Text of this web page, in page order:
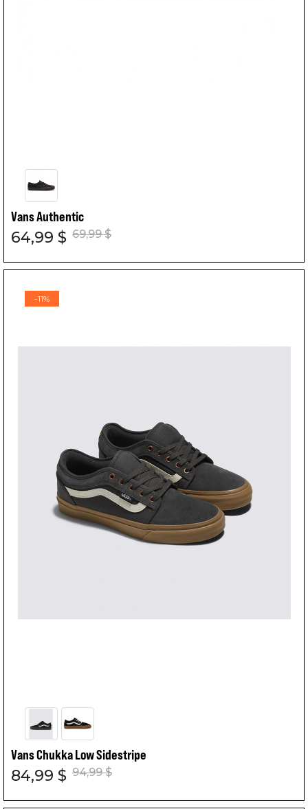
Vans Authentic
64,99 $ 69,99 $
-11%
Vans Chukka Low Sidestripe
84,99 $ 94,99 $